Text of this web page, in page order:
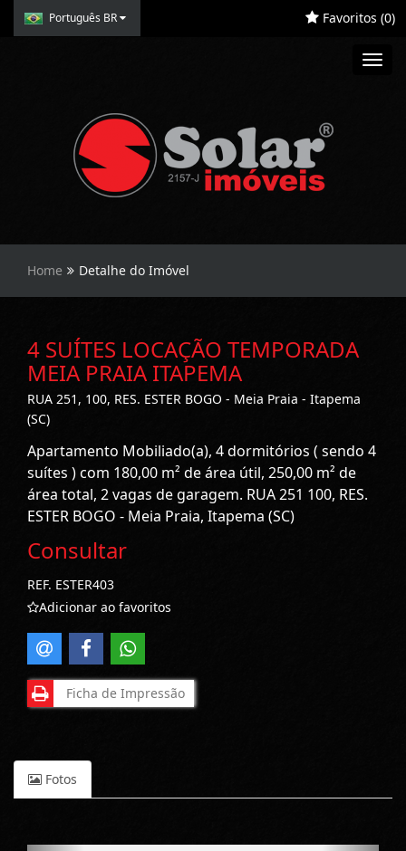
Português BR Favoritos (0)
Home Detalhe do Imóvel
4 SUÍTES LOCAÇÃO TEMPORADA
MEIA PRAIA ITAPEMA
RUA 251, 100, RES. ESTER BOGO - Meia Praia - Itapema
(SC)
Apartamento Mobiliado(a), 4 dormitórios ( sendo 4
suítes ) com 180,00 m² de área útil, 250,00 m² de
área total, 2 vagas de garagem. RUA 251 100, RES.
ESTER BOGO - Meia Praia, Itapema (SC)
Consultar
REF. ESTER403
Adicionar ao favoritos
Ficha de Impressão
Fotos